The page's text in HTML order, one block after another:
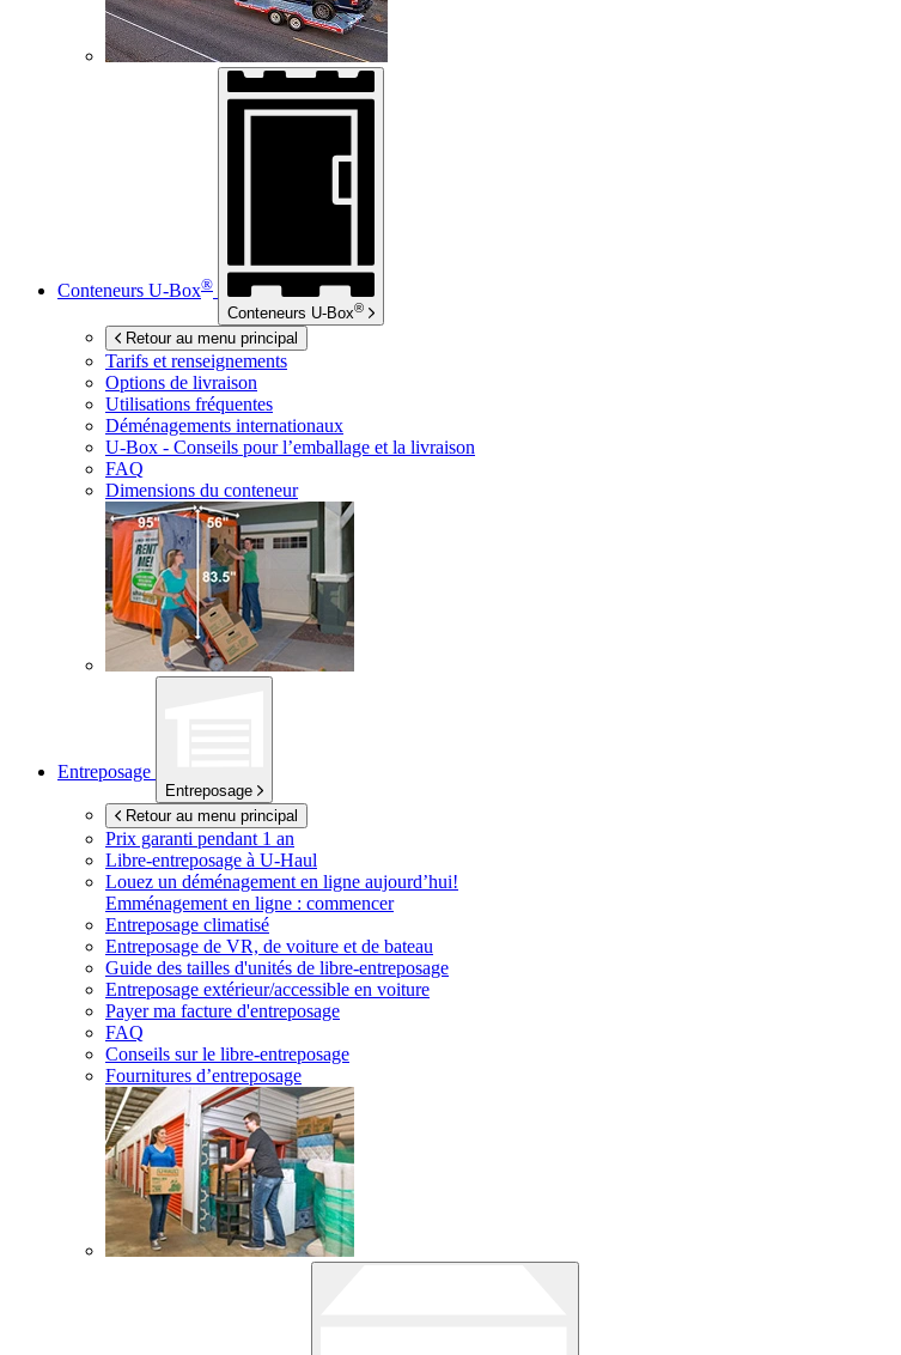
Conteneurs U-Box®
Conteneurs U-Box®
Retour au menu principal
Tarifs et renseignements
Options de livraison
Utilisations fréquentes
Déménagements internationaux
U-Box - Conseils pour l’emballage et la livraison
FAQ
Dimensions du conteneur
Entreposage
Entreposage
Retour au menu principal
Prix garanti pendant 1 an
Libre-entreposage à U-Haul
Louez un déménagement en ligne aujourd’hui!
Emménagement en ligne : commencer
Entreposage climatisé
Entreposage de VR, de voiture et de bateau
Guide des tailles d'unités de libre-entreposage
Entreposage extérieur/accessible en voiture
Payer ma facture d'entreposage
FAQ
Conseils sur le libre-entreposage
Fournitures d’entreposage